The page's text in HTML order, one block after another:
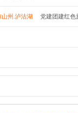
山州.泸沽湖 党建团建红色